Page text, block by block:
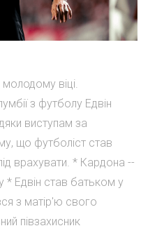
віці.
з футболу Едвін
виступам за
що футболіст став
врахувати. * Кардона --
* Едвін став батьком у
з матір'ю свого
півзахисник